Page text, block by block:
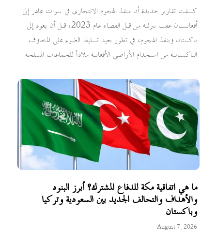
كشفت تقارير جديدة أن منفذ الهجوم الانتحاري في سوات غادر إلى
أفغانستان عقب تبرئته من قبل القضاء عام 2023، قبل أن يعود إلى
باكستان وينفذ الهجوم، في تطور يعيد تسليط الضوء على المخاوف
الباكستانية من استخدام الأراضي الأفغانية ملاذاً للجماعات المسلحة
ما هي اتفاقية مكة للدفاع المشترك؟ أبرز البنود
والأهداف والتحالف الجديد بين السعودية وتركيا
وباكستان
August 7, 2026